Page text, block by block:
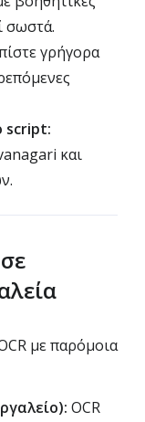
σωστά.
γρήγορα
script:
και
με παρόμοια
OCR